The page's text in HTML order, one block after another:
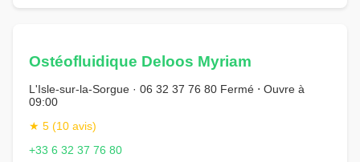
Ostéofluidique Deloos Myriam
L'Isle-sur-la-Sorgue · 06 32 37 76 80 Fermé ⋅ Ouvre à
09:00
★ 5 (10 avis)
+33 6 32 37 76 80